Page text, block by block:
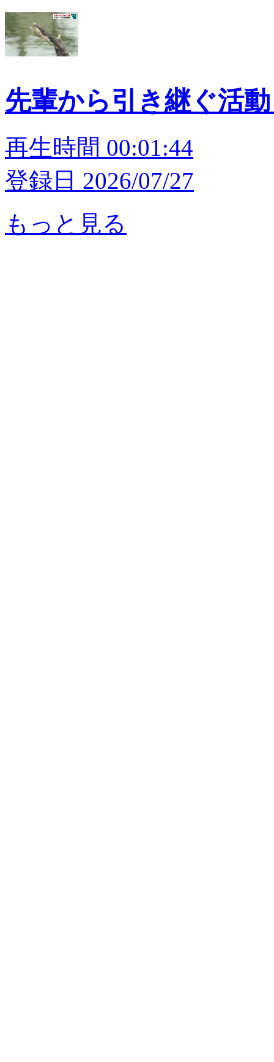
先輩から引き継ぐ活
再生時間 00:01:44
登録日 2026/07/27
もっと見る